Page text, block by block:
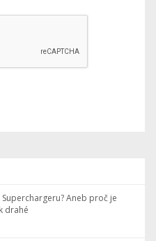
Aneb proč je
drahé